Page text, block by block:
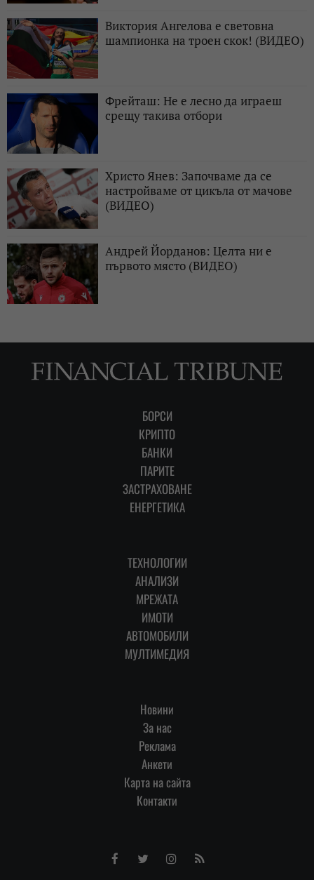
Виктория Ангелова е световна
шампионка на троен скок! (ВИДЕО)
Фрейташ: Не е лесно да играеш
срещу такива отбори
Христо Янев: Започваме да се
настройваме от цикъла от мачове
(ВИДЕО)
Андрей Йорданов: Целта ни е
първото място (ВИДЕО)
БОРСИ
КРИПТО
БАНКИ
ПАРИТЕ
ЗАСТРАХОВАНЕ
ЕНЕРГЕТИКА
ТЕХНОЛОГИИ
АНАЛИЗИ
МРЕЖАТА
ИМОТИ
АВТОМОБИЛИ
МУЛТИМЕДИЯ
Новини
За нас
Реклама
Анкети
Карта на сайта
Контакти